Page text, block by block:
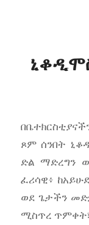
ጾም ሰንበት
ድል ማድረግን
ፈሪሳዊ፥
ወደ ጌታችን
ሚስጥረ